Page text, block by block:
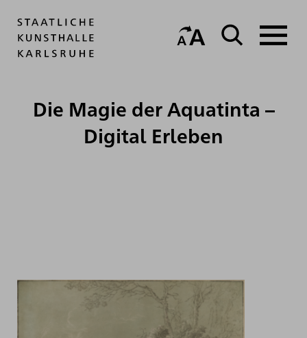
Die Magie der Aquatinta –
Digital Erleben